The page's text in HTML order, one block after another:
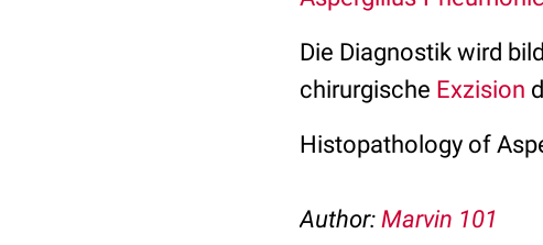
Die Diagnostik wird
chirurgische Exzision
Histopathology of
Author: Marvin 101